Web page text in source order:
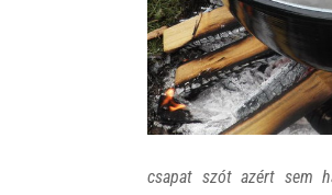
csapat szót azért sem